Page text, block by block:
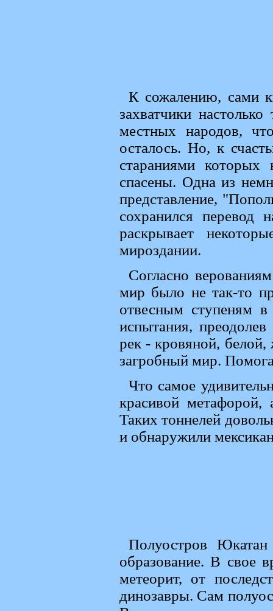
К сожалению, сами
захватчики
местных народов,
осталось. Но, к
стараниями которых
спасены. Одна из
представление,
сохранился перевод
раскрывает
мироздании.
Согласно
мир было не так-то
отвесным ступеням
испытания,
рек - кровяной,
загробный мир.
Что самое
красивой
Таких тоннелей
и обнаружили
Полуостров Юкатан
образование. В свое
метеорит, от
динозавры. Сам